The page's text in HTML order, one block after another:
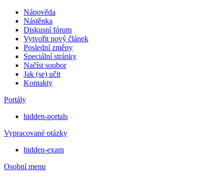
Nápověda
Nástěnka
Diskusní fórum
Vytvořit nový článek
Poslední změny
Speciální stránky
Načíst soubor
Jak (se) učit
Kontakty
Portály
hidden-portals
Vypracované otázky
hidden-exam
Osobní menu